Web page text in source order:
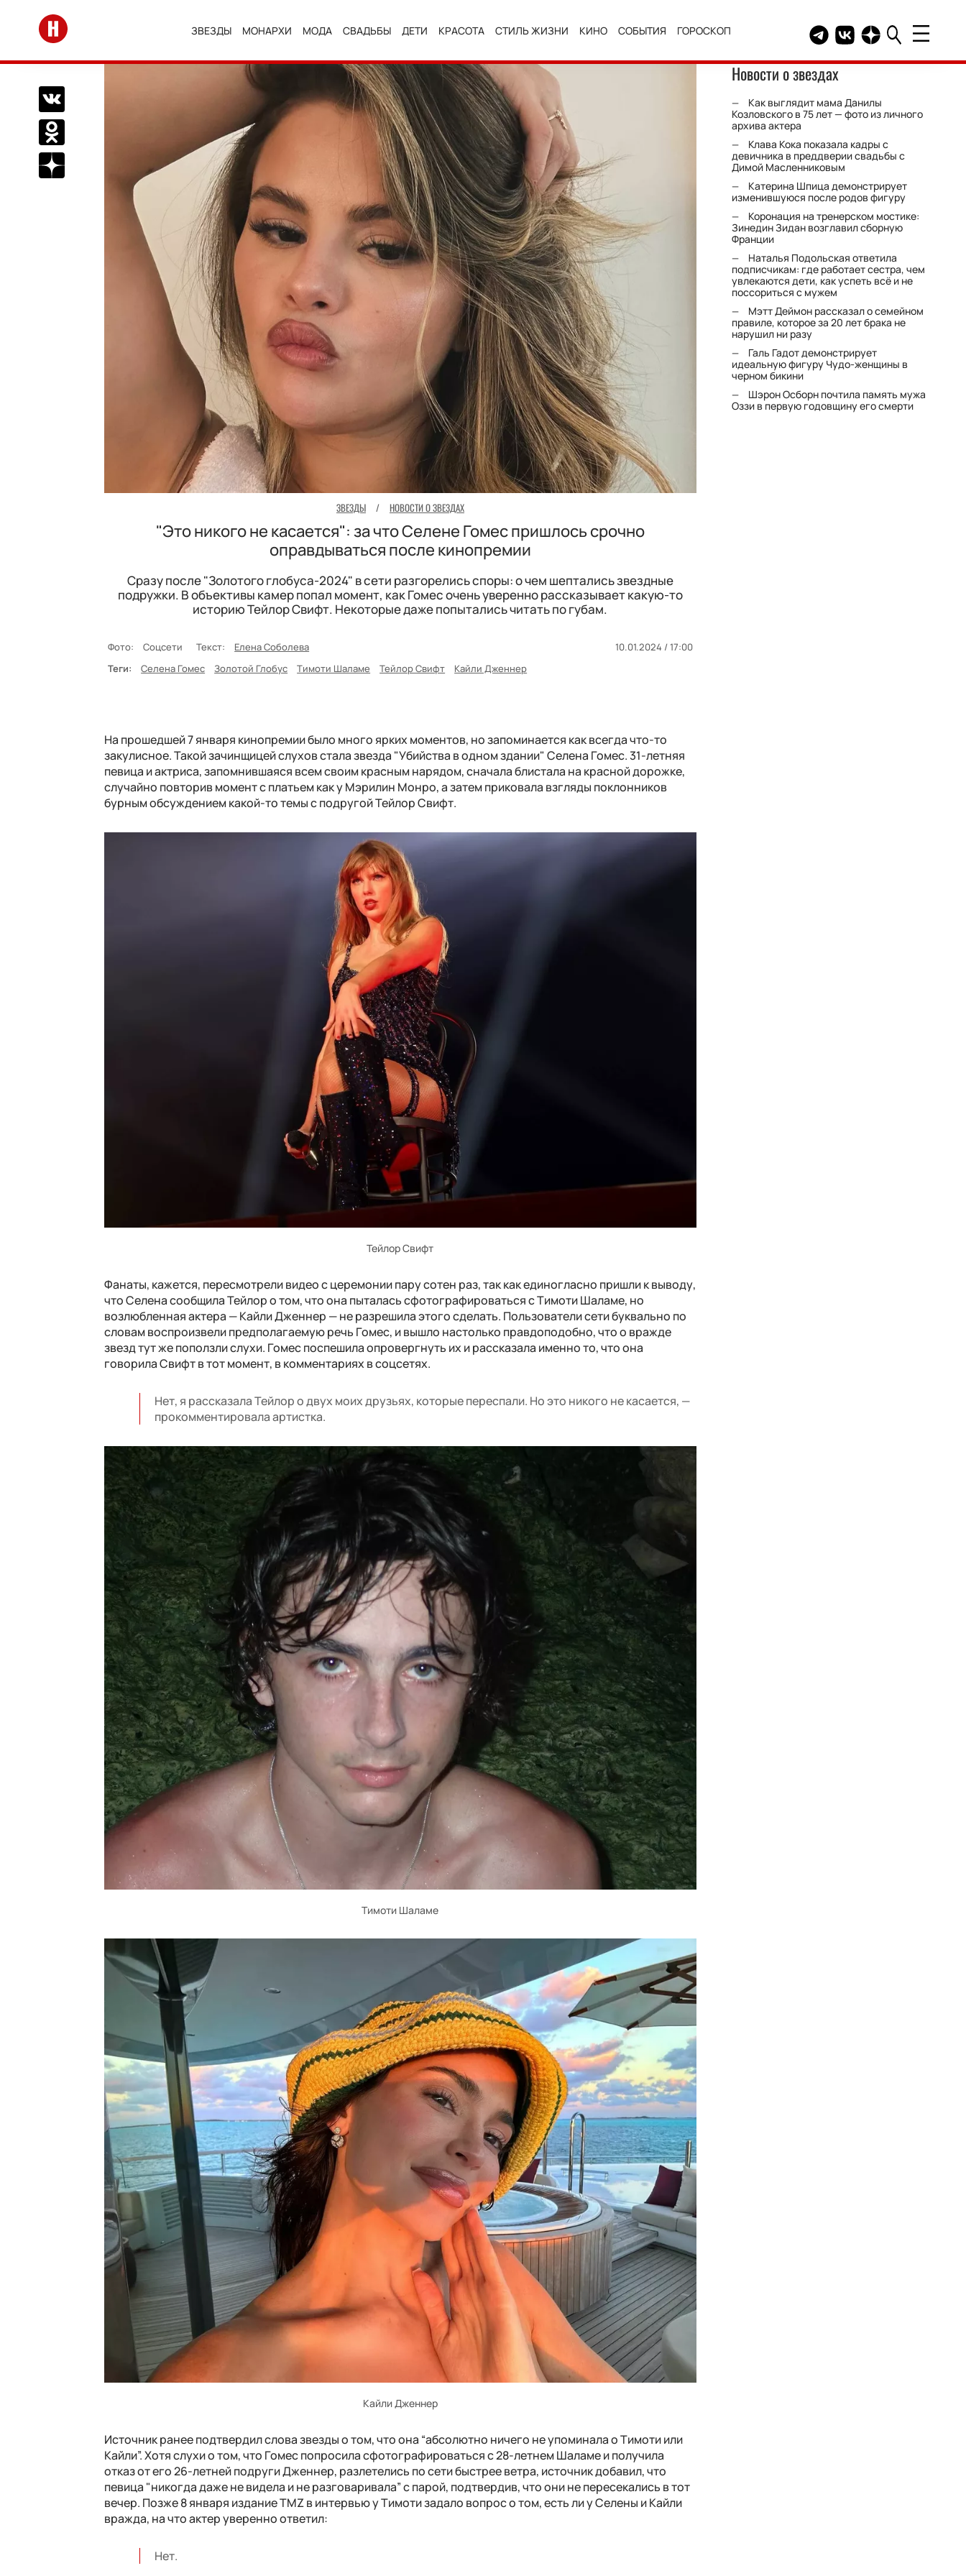
Перейти на главную
ЗВЕЗДЫ МОНАРХИ МОДА СВАДЬБЫ ДЕТИ КРАСОТА СТИЛЬ ЖИЗНИ КИНО СОБЫТИЯ ГОРОСКОП Telegram канал HELLO
Группа HELLO
Канал HELLO в
Поделиться Вконтакте
Поделиться в Одноклассниках
Подписаться на нас в Дзен
ЗВЕЗДЫ / НОВОСТИ О ЗВЕЗДАХ
"Это никого не касается": за что Селене Гомес пришлось срочно
оправдываться после кинопремии
Сразу после "Золотого глобуса-2024" в сети разгорелись споры: о чем шептались звездные
подружки. В объективы камер попал момент, как Гомес очень уверенно рассказывает какую-то
историю Тейлор Свифт. Некоторые даже попытались читать по губам.
Фото: Соцсети Текст: Елена Соболева
10.01.2024 / 17:00
Теги:
Селена Гомес Золотой Глобус Тимоти Шаламе Тейлор Свифт Кайли Дженнер
На прошедшей 7 января кинопремии было много ярких моментов, но запоминается как всегда что-то
закулисное. Такой зачинщицей слухов стала звезда "Убийства в одном здании" Селена Гомес. 31-летняя
певица и актриса, запомнившаяся всем своим красным нарядом, сначала блистала на красной дорожке,
случайно повторив момент с платьем как у Мэрилин Монро, а затем приковала взгляды поклонников
бурным обсуждением какой-то темы с подругой Тейлор Свифт.
Тейлор Свифт
Фанаты, кажется, пересмотрели видео с церемонии пару сотен раз, так как единогласно пришли к выводу,
что Селена сообщила Тейлор о том, что она пыталась сфотографироваться с Тимоти Шаламе, но
возлюбленная актера — Кайли Дженнер — не разрешила этого сделать. Пользователи сети буквально по
словам воспроизвели предполагаемую речь Гомес, и вышло настолько правдоподобно, что о вражде
звезд тут же поползли слухи. Гомес поспешила опровергнуть их и рассказала именно то, что она
говорила Свифт в тот момент, в комментариях в соцсетях.
Нет, я рассказала Тейлор о двух моих друзьях, которые переспали. Но это никого не касается, —
прокомментировала артистка.
Тимоти Шаламе
Кайли Дженнер
Источник ранее подтвердил слова звезды о том, что она “абсолютно ничего не упоминала о Тимоти или
Кайли”. Хотя слухи о том, что Гомес попросила сфотографироваться с 28-летнем Шаламе и получила
отказ от его 26-летней подруги Дженнер, разлетелись по сети быстрее ветра, источник добавил, что
певица "никогда даже не видела и не разговаривала” с парой, подтвердив, что они не пересекались в тот
вечер. Позже 8 января издание TMZ в интервью у Тимоти задало вопрос о том, есть ли у Селены и Кайли
вражда, на что актер уверенно ответил:
Нет.
Новости о звездах
Как выглядит мама Данилы
Козловского в 75 лет — фото из личного
архива актера
Клава Кока показала кадры с
девичника в преддверии свадьбы с
Димой Масленниковым
Катерина Шпица демонстрирует
изменившуюся после родов фигуру
Коронация на тренерском мостике:
Зинедин Зидан возглавил сборную
Франции
Наталья Подольская ответила
подписчикам: где работает сестра, чем
увлекаются дети, как успеть всё и не
поссориться с мужем
Мэтт Деймон рассказал о семейном
правиле, которое за 20 лет брака не
нарушил ни разу
Галь Гадот демонстрирует
идеальную фигуру Чудо-женщины в
черном бикини
Шэрон Осборн почтила память мужа
Оззи в первую годовщину его смерти